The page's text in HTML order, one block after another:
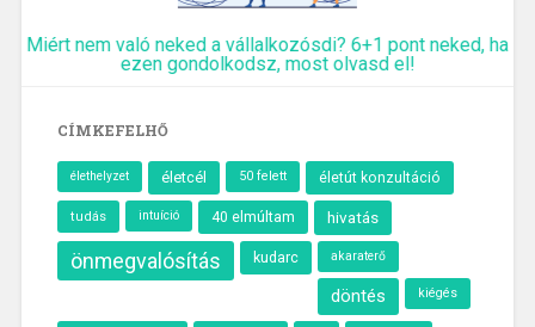
Miért nem való neked a vállalkozósdi? 6+1 pont neked, ha
ezen gondolkodsz, most olvasd el!
CÍMKEFELHŐ
élethelyzet életcél 50 felett életút konzultáció
tudás intuíció 40 elmúltam hivatás
önmegvalósítás kudarc akaraterő
döntés kiégés